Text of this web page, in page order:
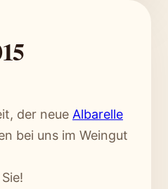
der neue Albarelle
bei uns im Weingut